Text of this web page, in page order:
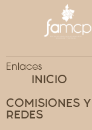
Enlaces
INICIO
COMISIONES Y
REDES